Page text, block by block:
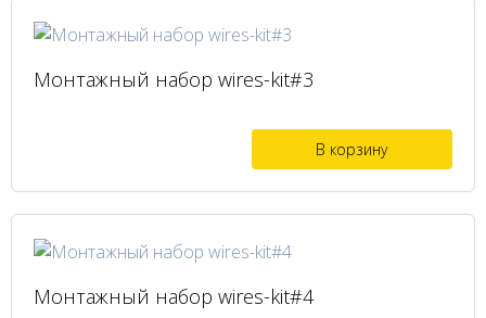
Монтажный набор wires-kit#3
В корзину
Монтажный набор wires-kit#4